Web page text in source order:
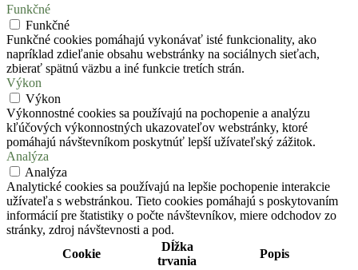
Funkčné
Funkčné
Funkčné cookies pomáhajú vykonávať isté funkcionality, ako
napríklad zdieľanie obsahu webstránky na sociálnych sieťach,
zbierať spätnú väzbu a iné funkcie tretích strán.
Výkon
Výkon
Výkonnostné cookies sa používajú na pochopenie a analýzu
kľúčových výkonnostných ukazovateľov webstránky, ktoré
pomáhajú návštevníkom poskytnúť lepší užívateľský zážitok.
Analýza
Analýza
Analytické cookies sa používajú na lepšie pochopenie interakcie
užívateľa s webstránkou. Tieto cookies pomáhajú s poskytovaním
informácií pre štatistiky o počte návštevníkov, miere odchodov zo
stránky, zdroj návštevnosti a pod.
Cookie
Dĺžka
trvania
Popis